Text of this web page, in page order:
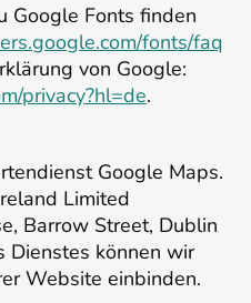
Google Fonts finden
fonts/faq
von Google:
privacy?hl=de.
Google Maps.
Limited
Barrow Street, Dublin
Dienstes können wir
Website einbinden.